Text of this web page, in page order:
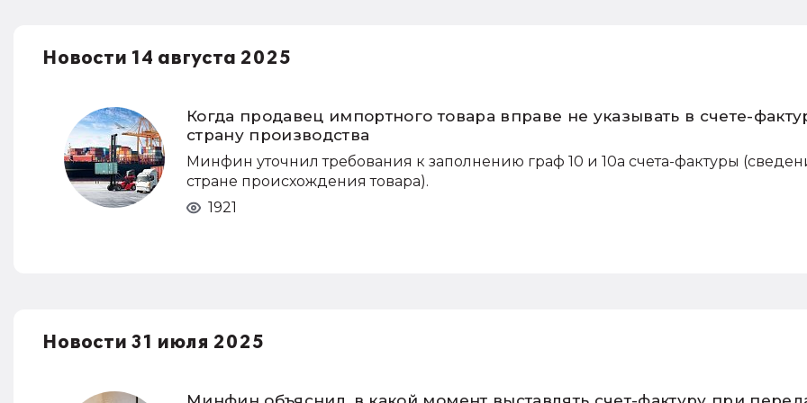
Новости 14 августа 2025
Когда продавец импортного товара вправе не указывать в счете-
страну производства
Минфин уточнил требования к заполнению граф 10 и 10а счета-фактуры
стране происхождения товара).
1921
Новости 31 июля 2025